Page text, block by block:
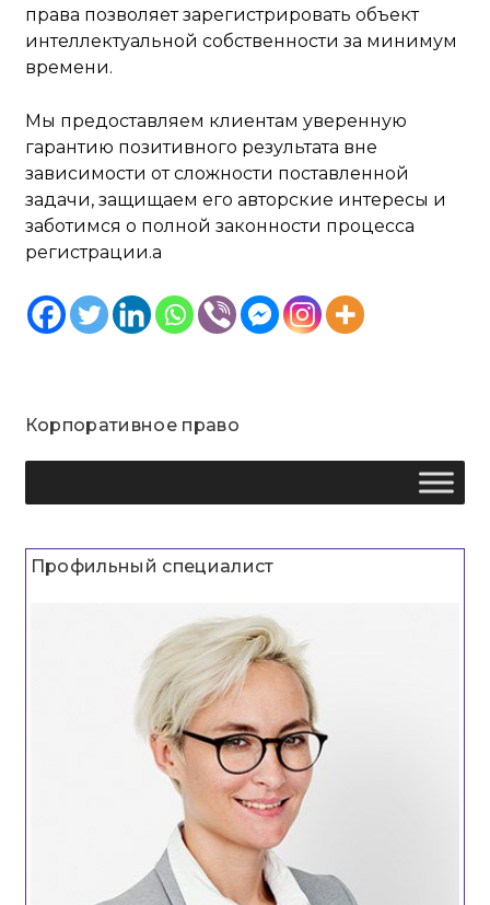
права позволяет зарегистрировать объект
интеллектуальной собственности за минимум
времени.
Мы предоставляем клиентам уверенную
гарантию позитивного результата вне
зависимости от сложности поставленной
задачи, защищаем его авторские интересы и
заботимся о полной законности процесса
регистрации.a
Корпоративное право
Профильный специалист